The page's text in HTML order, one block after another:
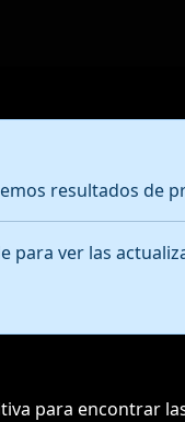
resultados de
para ver las
para encontrar